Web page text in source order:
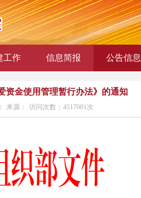
工作 信息简报 公告信息
资金使用管理暂行办法》的通知
来源： 访问次数：4517081次